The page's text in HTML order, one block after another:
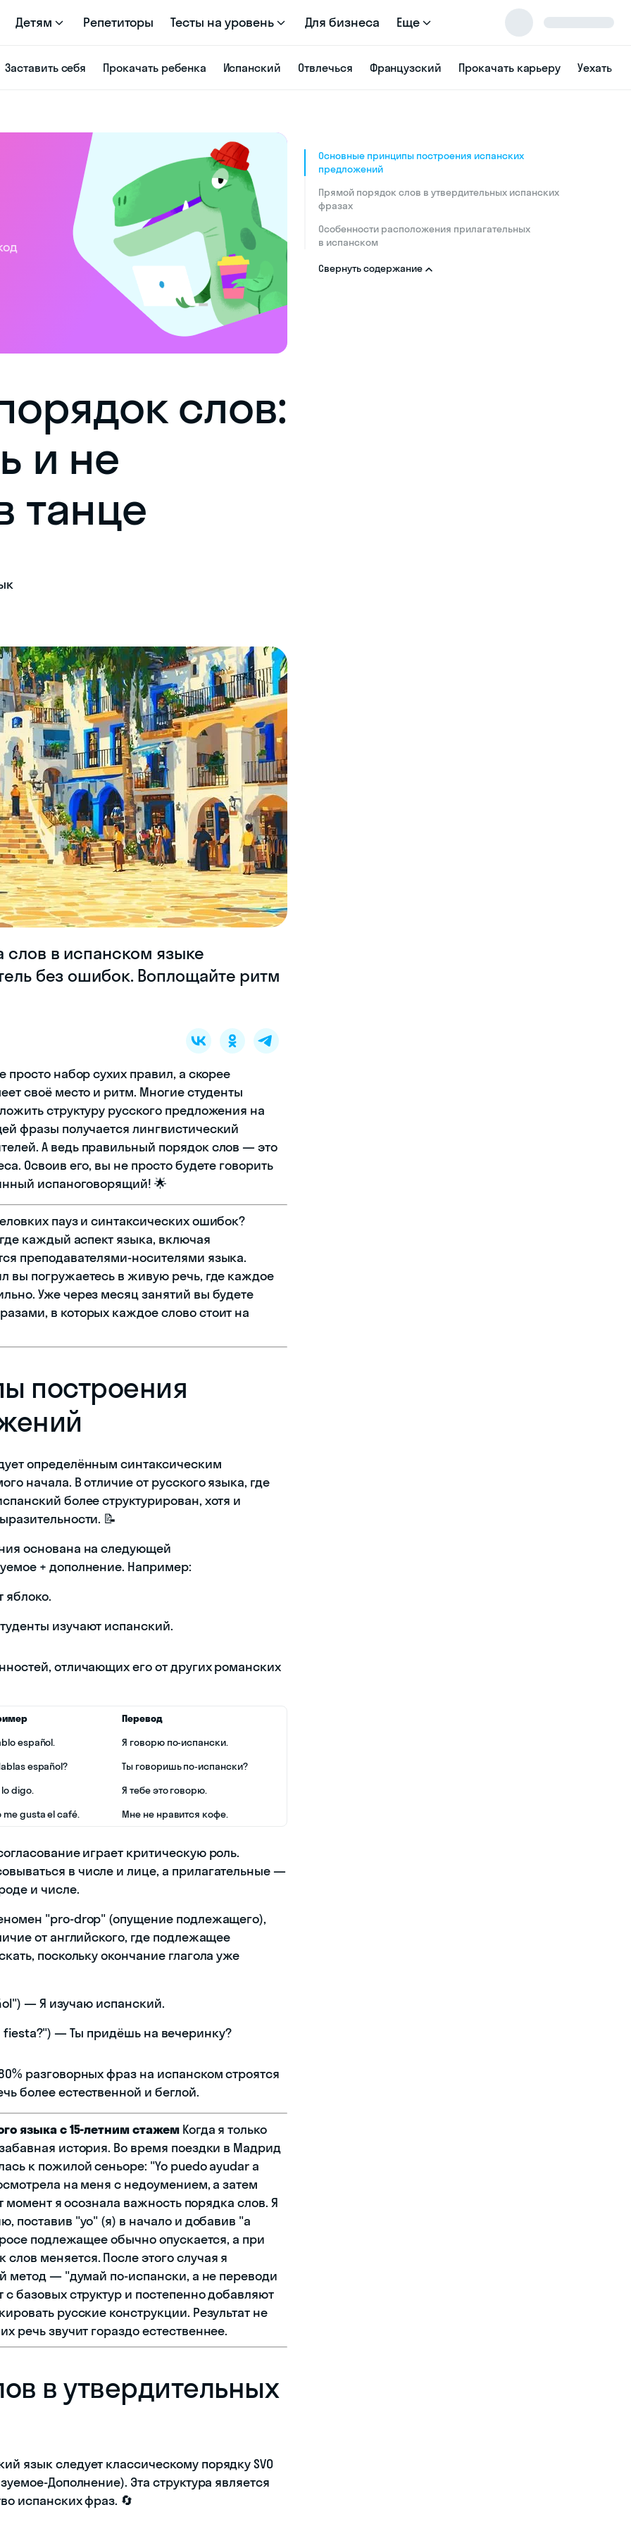
Детям Репетиторы Тесты на уровень Для бизнеса Еще
Заставить себя Прокачать ребенка Испанский Отвлечься Французский Прокачать карьеру Уехать
слов:
и не
танце
слов в испанском языке
без ошибок. Воплощайте ритм
набор сухих правил, а скорее
своё место и ритм. Многие студенты
структуру русского предложения на
фразы получается лингвистический
А ведь правильный порядок слов — это
Освоив его, вы не просто будете говорить
испаноговорящий! 🌟
пауз и синтаксических ошибок?
каждый аспект языка, включая
преподавателями-носителями языка.
вы погружаетесь в живую речь, где каждое
Уже через месяц занятий вы будете
в которых каждое слово стоит на
построения
определённым синтаксическим
начала. В отличие от русского языка, где
более структурирован, хотя и
📝
основана на следующей
+ дополнение. Например:
яблоко.
изучают испанский.
отличающих его от других романских
Перевод
español.
Я говорю по-испански.
español?
Ты говоришь по-испански?
lo digo.
Я тебе это говорю.
me gusta el café.
Мне не нравится кофе.
играет критическую роль.
в числе и лице, а прилагательные —
и числе.
"pro-drop" (опущение подлежащего),
от английского, где подлежащее
поскольку окончание глагола уже
— Я изучаю испанский.
fiesta?") — Ты придёшь на вечеринку?
разговорных фраз на испанском строятся
более естественной и беглой.
языка с 15-летним стажемКогда я только
история. Во время поездки в Мадрид
к пожилой сеньоре: "Yo puedo ayudar a
на меня с недоумением, а затем
момент я осознала важность порядка слов. Я
поставив "yo" (я) в начало и добавив "a
подлежащее обычно опускается, а при
меняется. После этого случая я
метод — "думай по-испански, а не переводи
базовых структур и постепенно добавляют
русские конструкции. Результат не
речь звучит гораздо естественнее.
в утвердительных
язык следует классическому порядку SVO
Дополнение). Эта структура является
испанских фраз. 🔄
Основные принципы построения испанских
предложений
Прямой порядок слов в утвердительных испанских
фразах
Особенности расположения прилагательных
в испанском
Свернуть содержание